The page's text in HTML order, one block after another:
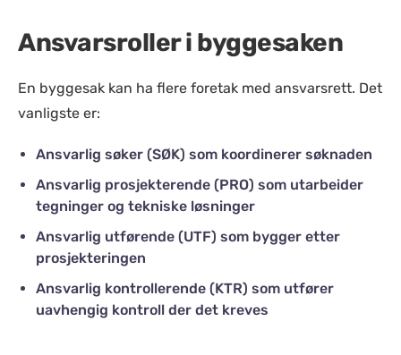
Ansvarsroller i byggesaken
En byggesak kan ha flere foretak med ansvarsrett. Det
vanligste er:
Ansvarlig søker (SØK) som koordinerer søknaden
Ansvarlig prosjekterende (PRO) som utarbeider
tegninger og tekniske løsninger
Ansvarlig utførende (UTF) som bygger etter
prosjekteringen
Ansvarlig kontrollerende (KTR) som utfører
uavhengig kontroll der det kreves